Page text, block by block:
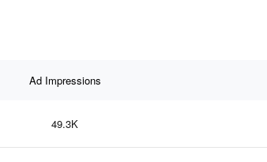
Ad Impressions
49.3K